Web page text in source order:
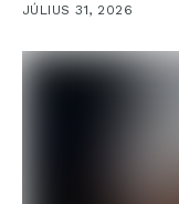
JÚLIUS 31, 2026